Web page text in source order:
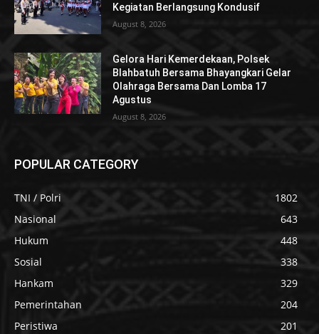
Kegiatan Berlangsung Kondusif
August 8, 2026
Gelora Hari Kemerdekaan, Polsek
Blahbatuh Bersama Bhayangkari Gelar
Olahraga Bersama Dan Lomba 17
Agustus
August 8, 2026
POPULAR CATEGORY
TNI / Polri
1802
Nasional
643
Hukum
448
Sosial
338
Hankam
329
Pemerintahan
204
Peristiwa
201